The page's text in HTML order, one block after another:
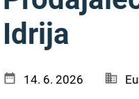
Idrija
14. 6. 2026